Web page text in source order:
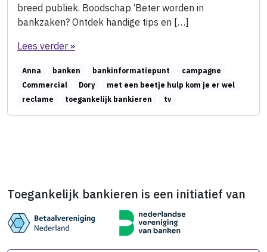
breed publiek. Boodschap ‘Beter worden in
bankzaken? Ontdek handige tips en […]
Lees verder »
Anna banken bankinformatiepunt
campagne
Commercial
Dory
met een beetje hulp kom je er wel
reclame
toegankelijk bankieren tv
Toegankelijk bankieren is een initiatief van